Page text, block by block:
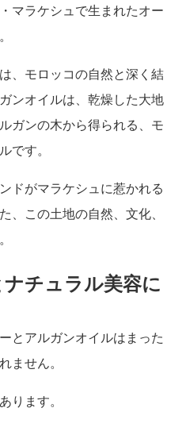
マラケシュで生まれたオー
、モロッコの自然と深く結
ンオイルは、乾燥した大地
ガンの木から得られる、モ
です。
ドがマラケシュに惹かれる
、この土地の自然、文化、
チュラル美容に
とアルガンオイルはまった
ません。
ります。